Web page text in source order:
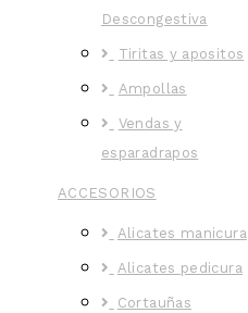
Descongestiva
Tiritas y apositos
Ampollas
Vendas y
esparadrapos
ACCESORIOS
Alicates manicura
Alicates pedicura
Cortauñas